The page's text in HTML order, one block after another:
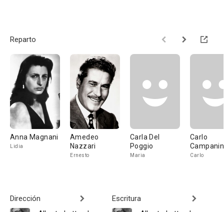
Reparto
Anna Magnani
Lidia
Amedeo
Nazzari
Ernesto
Carla Del
Poggio
Maria
Carlo
Carlo
Dirección
Escritura